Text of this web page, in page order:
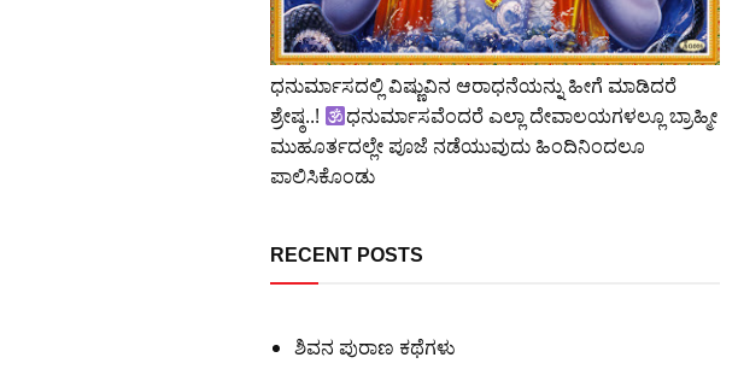
ಧನುರ್ಮಾಸದಲ್ಲಿ ವಿಷ್ಣುವಿನ ಆರಾಧನೆಯನ್ನು ಹೀಗೆ ಮಾಡಿದರೆ
ಶ್ರೇಷ್ಠ..!
ಧನುರ್ಮಾಸವೆಂದರೆ ಎಲ್ಲಾ ದೇವಾಲಯಗಳಲ್ಲೂ ಬ್ರಾಹ್ಮೀ
ಮುಹೂರ್ತದಲ್ಲೇ ಪೂಜೆ ನಡೆಯುವುದು ಹಿಂದಿನಿಂದಲೂ
ಪಾಲಿಸಿಕೊಂಡು
RECENT POSTS
ಶಿವನ ಪುರಾಣ ಕಥೆಗಳು